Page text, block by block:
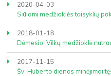
2020-04-03
Siūlomi medžioklės taisyklių
2018-01-18
Dėmesio! Vilkų medžioklė
2017-11-15
Šv. Huberto dienos minėjimai